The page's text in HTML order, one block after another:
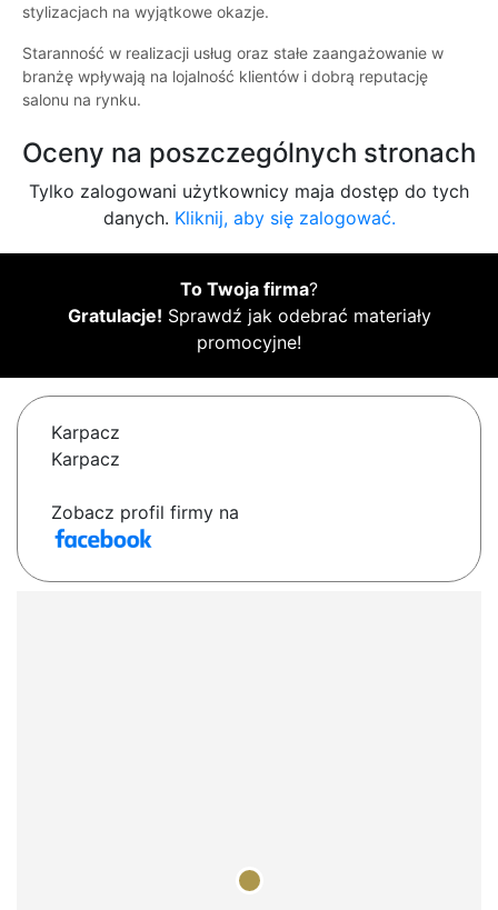
stylizacjach na wyjątkowe okazje.
Staranność w realizacji usług oraz stałe zaangażowanie w
branżę wpływają na lojalność klientów i dobrą reputację
salonu na rynku.
Oceny na poszczególnych stronach
Tylko zalogowani użytkownicy maja dostęp do tych
danych. Kliknij, aby się zalogować.
To Twoja firma?
Gratulacje! Sprawdź jak odebrać materiały
promocyjne!
Karpacz
Karpacz
Zobacz profil firmy na